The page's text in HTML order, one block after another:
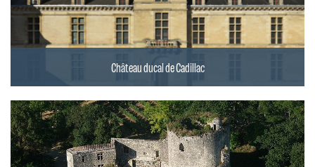
Château ducal de Cadillac